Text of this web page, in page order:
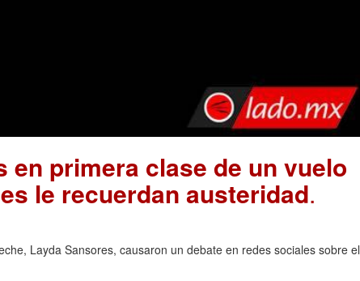
en primera clase de un vuelo
le recuerdan austeridad.
Layda Sansores, causaron un debate en redes sociales sobre el